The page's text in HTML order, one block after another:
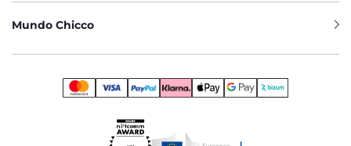
Mundo Chicco